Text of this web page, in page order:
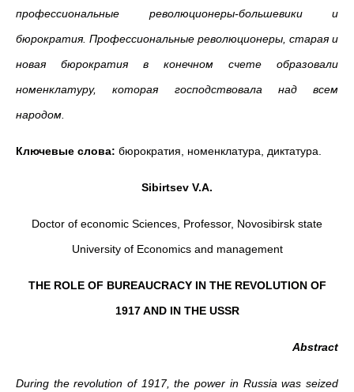
профессиональные революционеры-большевики и
бюрократия. Профессиональные революционеры, старая и
новая бюрократия в конечном счете образовали
номенклатуру, которая господствовала над всем
народом.
Ключевые слова: бюрократия, номенклатура, диктатура.
Sibirtsev V.A.
Doctor of economic Sciences, Professor, Novosibirsk state
University of Economics and management
THE ROLE OF BUREAUCRACY IN THE REVOLUTION OF
1917 AND IN THE USSR
Abstract
During the revolution of 1917, the power in Russia was seized